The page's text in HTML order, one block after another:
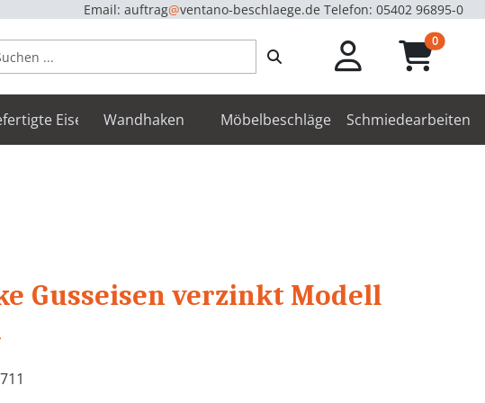
Email: auftrag@ventano-beschlaege.de Telefon: 05402 96895-0
0unread
Eisenbeschläge
Wandhaken Möbelbeschläge Schmiedearbeiten
Gusseisen verzinkt Modell